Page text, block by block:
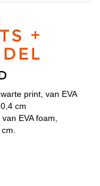
+
print, van EVA
cm
EVA foam,